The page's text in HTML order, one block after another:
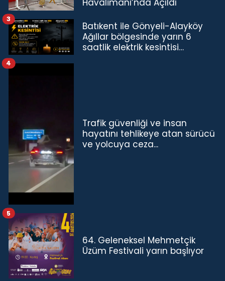
Havalimanı’nda Açıldı
Batıkent ile Gönyeli-Alayköy
Ağıllar bölgesinde yarın 6
saatlik elektrik kesintisi…
3
Trafik güvenliği ve insan
hayatını tehlikeye atan sürücü
ve yolcuya ceza...
4
64. Geleneksel Mehmetçik
Üzüm Festivali yarın başlıyor
5